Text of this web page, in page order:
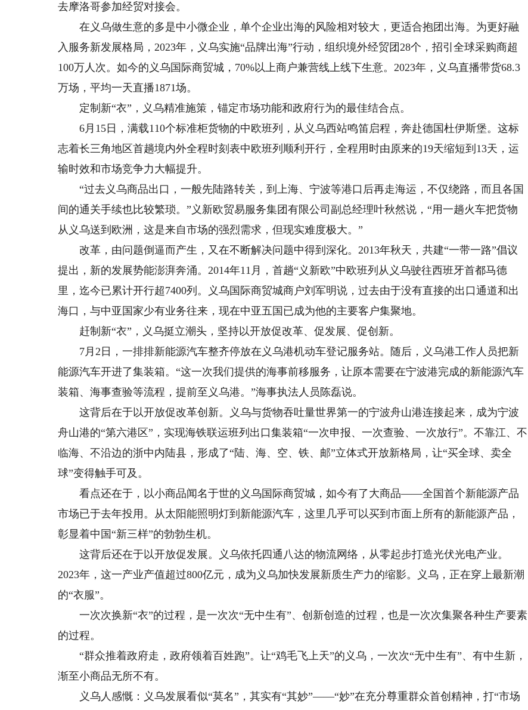
去摩洛哥参加经贸对接会。
在义乌做生意的多是中小微企业，单个企业出海的风险相对较大，更适合抱团出海。为更好融
入服务新发展格局，2023年，义乌实施“品牌出海”行动，组织境外经贸团28个，招引全球采购商超
100万人次。如今的义乌国际商贸城，70%以上商户兼营线上线下生意。2023年，义乌直播带货68.3
万场，平均一天直播1871场。
定制新“衣”，义乌精准施策，锚定市场功能和政府行为的最佳结合点。
6月15日，满载110个标准柜货物的中欧班列，从义乌西站鸣笛启程，奔赴德国杜伊斯堡。这标
志着长三角地区首趟境内外全程时刻表中欧班列顺利开行，全程用时由原来的19天缩短到13天，运
输时效和市场竞争力大幅提升。
“过去义乌商品出口，一般先陆路转关，到上海、宁波等港口后再走海运，不仅绕路，而且各国
间的通关手续也比较繁琐。”义新欧贸易服务集团有限公司副总经理叶秋然说，“用一趟火车把货物
从义乌送到欧洲，这是来自市场的强烈需求，但现实难度极大。”
改革，由问题倒逼而产生，又在不断解决问题中得到深化。2013年秋天，共建“一带一路”倡议
提出，新的发展势能澎湃奔涌。2014年11月，首趟“义新欧”中欧班列从义乌驶往西班牙首都马德
里，迄今已累计开行超7400列。义乌国际商贸城商户刘军明说，过去由于没有直接的出口通道和出
海口，与中亚国家少有业务往来，现在中亚五国已成为他的主要客户集聚地。
赶制新“衣”，义乌挺立潮头，坚持以开放促改革、促发展、促创新。
7月2日，一排排新能源汽车整齐停放在义乌港机动车登记服务站。随后，义乌港工作人员把新
能源汽车开进了集装箱。“这一次我们提供的海事前移服务，让原本需要在宁波港完成的新能源汽车
装箱、海事查验等流程，提前至义乌港。”海事执法人员陈磊说。
这背后在于以开放促改革创新。义乌与货物吞吐量世界第一的宁波舟山港连接起来，成为宁波
舟山港的“第六港区”，实现海铁联运班列出口集装箱“一次申报、一次查验、一次放行”。不靠江、不
临海、不沿边的浙中内陆县，形成了“陆、海、空、铁、邮”立体式开放新格局，让“买全球、卖全
球”变得触手可及。
看点还在于，以小商品闻名于世的义乌国际商贸城，如今有了大商品——全国首个新能源产品
市场已于去年投用。从太阳能照明灯到新能源汽车，这里几乎可以买到市面上所有的新能源产品，
彰显着中国“新三样”的勃勃生机。
这背后还在于以开放促发展。义乌依托四通八达的物流网络，从零起步打造光伏光电产业。
2023年，这一产业产值超过800亿元，成为义乌加快发展新质生产力的缩影。义乌，正在穿上最新潮
的“衣服”。
一次次换新“衣”的过程，是一次次“无中生有”、创新创造的过程，也是一次次集聚各种生产要素
的过程。
“群众推着政府走，政府领着百姓跑”。让“鸡毛飞上天”的义乌，一次次“无中生有”、有中生新，
渐至小商品无所不有。
义乌人感慨：义乌发展看似“莫名”，其实有“其妙”——“妙”在充分尊重群众首创精神，打“市场